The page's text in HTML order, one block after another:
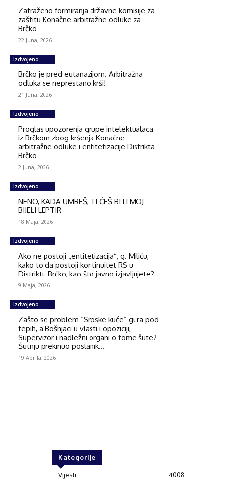
Zatraženo formiranja državne komisije za
zaštitu Konačne arbitražne odluke za
Brčko
22 Juna, 2026
Izdvojeno
Brčko je pred eutanazijom. Arbitražna
odluka se neprestano krši!
21 Juna, 2026
Izdvojeno
Proglas upozorenja grupe intelektualaca
iz Brčkom zbog kršenja Konačne
arbitražne odluke i entitetizacije Distrikta
Brčko
2 Juna, 2026
Izdvojeno
NENO, KADA UMREŠ, TI ĆEŠ BITI MOJ
BIJELI LEPTIR
18 Maja, 2026
Izdvojeno
Ako ne postoji „entitetizacija“, g. Miliću,
kako to da postoji kontinuitet RS u
Distriktu Brčko, kao što javno izjavljujete?
9 Maja, 2026
Izdvojeno
Zašto se problem “Srpske kuće” gura pod
tepih, a Bošnjaci u vlasti i opoziciji,
Supervizor i nadležni organi o tome šute?
Šutnju prekinuo poslanik...
19 Aprila, 2026
Kategorije
Vijesti
4008